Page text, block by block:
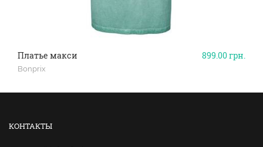
899.00грн.
Платье макси
Bonprix
КОНТАКТЫ